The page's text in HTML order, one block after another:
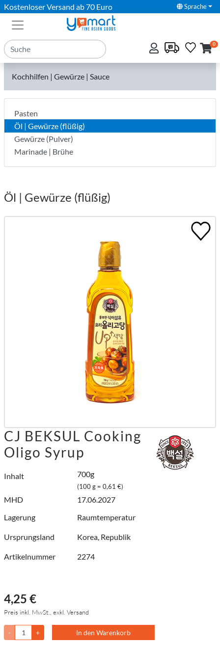
Kostenloser Versand ab 70 Euro Sprache
0
Kochhilfen | Gewürze | Sauce
Pasten
Öl | Gewürze (flüßig)
Gewürze (Pulver)
Marinade | Brühe
Öl | Gewürze (flüßig)
CJ BEKSUL Cooking
Oligo Syrup
Inhalt 700g
(100 g = 0,61 €)
MHD
17.06.2027
Lagerung
Raumtemperatur
Ursprungsland Korea, Republik
Artikelnummer 2274
4,25 €
Preis inkl. MwSt., exkl. Versand
- + In den Warenkorb